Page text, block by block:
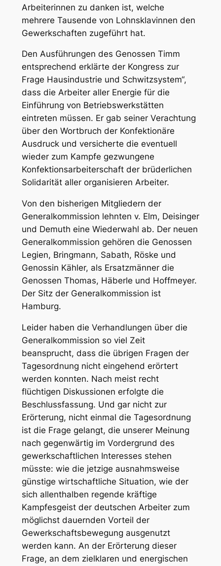
Arbeiterinnen zu danken ist, welche
mehrere Tausende von Lohnsklavinnen den
Gewerkschaften zugeführt hat.
Den Ausführungen des Genossen Timm
entsprechend erklärte der Kongress zur
Frage Hausindustrie und Schwitzsystem“,
dass die Arbeiter aller Energie für die
Einführung von Betriebswerkstätten
eintreten müssen. Er gab seiner Verachtung
über den Wortbruch der Konfektionäre
Ausdruck und versicherte die eventuell
wieder zum Kampfe gezwungene
Konfektionsarbeiterschaft der brüderlichen
Solidarität aller organisieren Arbeiter.
Von den bisherigen Mitgliedern der
Generalkommission lehnten v. Elm, Deisinger
und Demuth eine Wiederwahl ab. Der neuen
Generalkommission gehören die Genossen
Legien, Bringmann, Sabath, Röske und
Genossin Kähler, als Ersatzmänner die
Genossen Thomas, Häberle und Hoffmeyer.
Der Sitz der Generalkommission ist
Hamburg.
Leider haben die Verhandlungen über die
Generalkommission so viel Zeit
beansprucht, dass die übrigen Fragen der
Tagesordnung nicht eingehend erörtert
werden konnten. Nach meist recht
flüchtigen Diskussionen erfolgte die
Beschlussfassung. Und gar nicht zur
Erörterung, nicht einmal die Tagesordnung
ist die Frage gelangt, die unserer Meinung
nach gegenwärtig im Vordergrund des
gewerkschaftlichen Interesses stehen
müsste: wie die jetzige ausnahmsweise
günstige wirtschaftliche Situation, wie der
sich allenthalben regende kräftige
Kampfesgeist der deutschen Arbeiter zum
möglichst dauernden Vorteil der
Gewerkschaftsbewegung ausgenutzt
werden kann. An der Erörterung dieser
Frage, an dem zielklaren und energischen